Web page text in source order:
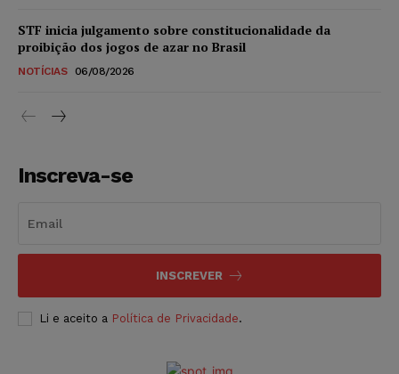
STF inicia julgamento sobre constitucionalidade da
proibição dos jogos de azar no Brasil
NOTÍCIAS 06/08/2026
Inscreva-se
INSCREVER
Li e aceito a Política de Privacidade.